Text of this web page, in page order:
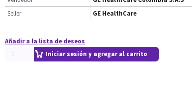
Seller
GE HealthCare
Añadir a la lista de deseos
Iniciar sesión y agregar al carrito